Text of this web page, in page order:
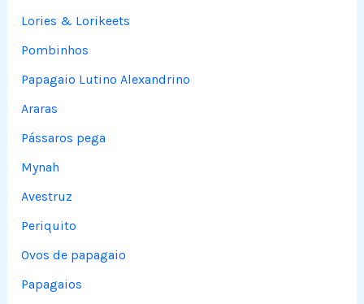
Lories & Lorikeets
Pombinhos
Papagaio Lutino Alexandrino
Araras
Pássaros pega
Mynah
Avestruz
Periquito
Ovos de papagaio
Papagaios